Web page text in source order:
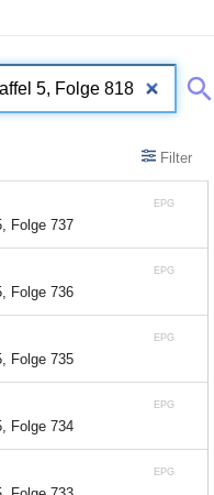
Filter
EPG
Folge 737
EPG
Folge 736
EPG
Folge 735
EPG
Folge 734
EPG